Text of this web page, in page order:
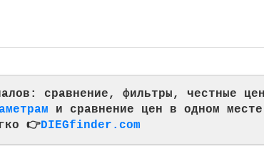
сравнение, фильтры, честные
и сравнение цен в одном
👉DIEGfinder.com